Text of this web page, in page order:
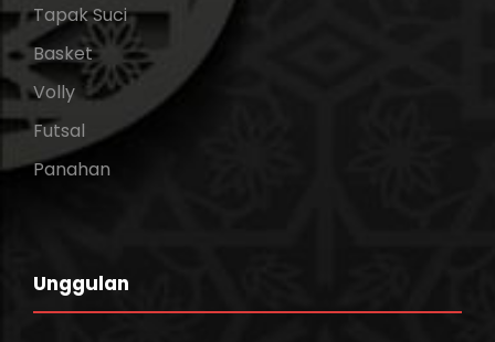
Tapak Suci
Basket
Volly
Futsal
Panahan
Unggulan